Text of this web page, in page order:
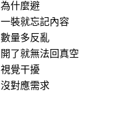
為什麼避
一裝就忘記內容
數量多反亂
開了就無法回真空
視覺干擾
沒對應需求